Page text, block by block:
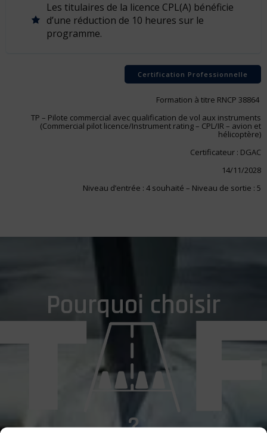
Les titulaires de la licence CPL(A) bénéficie
d’une réduction de 10 heures sur le
programme.
Certification Professionnelle
Formation à titre RNCP 38864
TP – Pilote commercial avec qualification de vol aux instruments
(Commercial pilot licence/Instrument rating – CPL/IR – avion et
hélicoptère)
Certificateur : DGAC
14/11/2028
Niveau d’entrée : 4 souhaité – Niveau de sortie : 5
Pourquoi choisir